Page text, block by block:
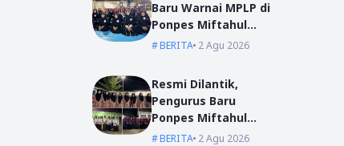
Baru Warnai MPLP di
Ponpes Miftahul
Ulum Kumpai
BERITA 2 Agu 2026
Resmi Dilantik,
Pengurus Baru
Ponpes Miftahul
Ulum Siap Emban
BERITA 2 Agu 2026